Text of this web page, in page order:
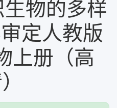
物的多样
定人教版
上册（高